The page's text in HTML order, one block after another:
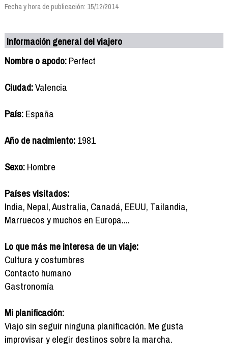
Fecha y hora de publicación: 15/12/2014
Información general del viajero
Nombre o apodo:Perfect
Ciudad:Valencia
País:España
Año de nacimiento:1981
Sexo:Hombre
Países visitados:
India, Nepal, Australia, Canadá, EEUU, Tailandia,
Marruecos y muchos en Europa....
Lo que más me interesa de un viaje:
Cultura y costumbres
Contacto humano
Gastronomía
Mi planificación:
Viajo sin seguir ninguna planificación. Me gusta
improvisar y elegir destinos sobre la marcha.